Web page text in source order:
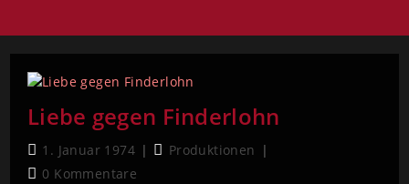
Liebe gegen Finderlohn
1. Januar 1974
Produktionen
0 Kommentare